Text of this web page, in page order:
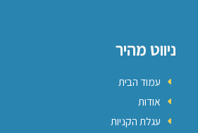
ניווט מהיר
עמוד הבית
אודות
עגלת הקניות